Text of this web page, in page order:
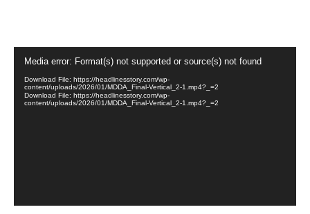
Player
Media error: Format(s) not supported or source(s) not found
Download File: https://headlinesstory.com/wp-
content/uploads/2026/01/MDDA_Final-Vertical_2-1.mp4?_=2
Download File: https://headlinesstory.com/wp-
content/uploads/2026/01/MDDA_Final-Vertical_2-1.mp4?_=2